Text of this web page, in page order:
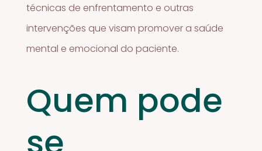
técnicas de enfrentamento e outras
intervenções que visam promover a saúde
mental e emocional do paciente.
Quem pode